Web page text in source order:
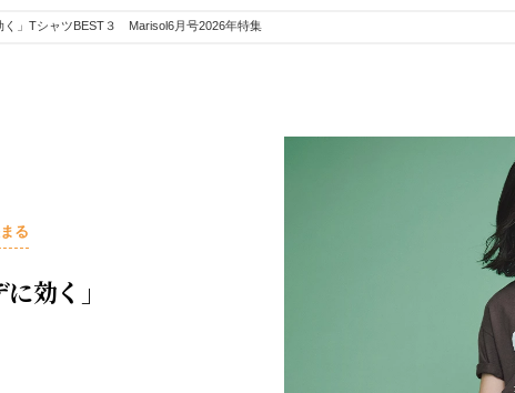
く」TシャツBEST３ Marisol6月号2026年特集
る
効く」